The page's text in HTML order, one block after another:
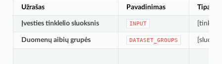
Užrašas Pavadinimas Tipas
Įvesties tinklelio sluoksnis INPUT
Duomenų aibių grupės DATASET_GROUPS